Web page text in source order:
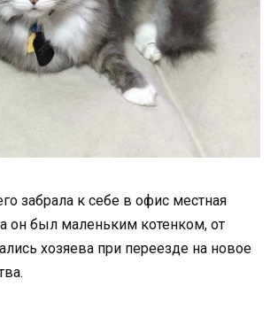
забрала к себе в офис местная
он был маленьким котенком, от
хозяева при переезде на новое